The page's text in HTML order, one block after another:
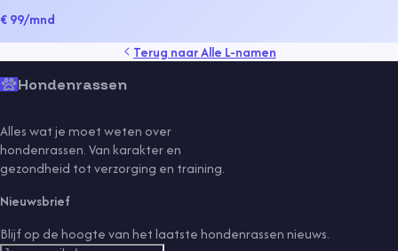
€ 99/mnd
Terug naarAlle L-namen
Hondenrassen
Alles wat je moet weten over
hondenrassen. Van karakter en
gezondheid tot verzorging en training.
Nieuwsbrief
Blijf op de hoogte van het laatste hondenrassen nieuws.